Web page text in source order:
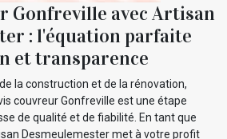
Gonfreville avec Artisan
: l'équation parfaite
et transparence
la construction et de la rénovation,
couvreur Gonfreville est une étape
de qualité et de fiabilité. En tant que
Desmeulemester met à votre profit